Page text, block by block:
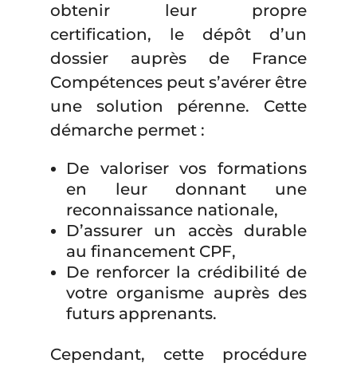
obtenir leur propre
certification, le dépôt d’un
dossier auprès de France
Compétences peut s’avérer être
une solution pérenne. Cette
démarche permet :
De valoriser vos formations
en leur donnant une
reconnaissance nationale,
D’assurer un accès durable
au financement CPF,
De renforcer la crédibilité de
votre organisme auprès des
futurs apprenants.
Cependant, cette procédure